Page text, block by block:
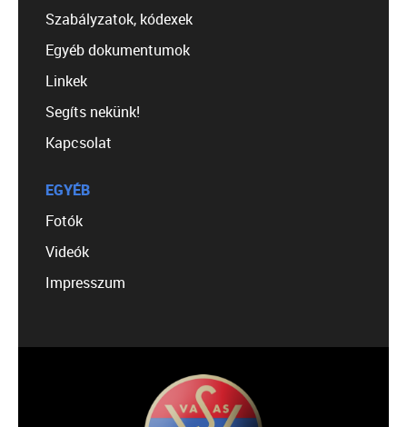
Szabályzatok, kódexek
Egyéb dokumentumok
Linkek
Segíts nekünk!
Kapcsolat
EGYÉB
Fotók
Videók
Impresszum